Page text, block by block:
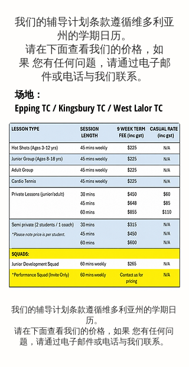
我们的辅导计划条款遵循维多利亚
州的学期日历。
请在下面查看我们的价格，如
果 您有任何问题，请通过电子邮
件或电话与我们联系。
场地：
Epping TC / Kingsbury TC / West Lalor TC
我们的辅导计划条款遵循维多利亚州的学期日
历。
请在下面查看我们的价格，如果 您有任何问
题，请通过电子邮件或电话与我们联系。